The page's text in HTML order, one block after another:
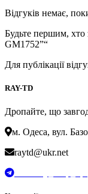
Відгуків немає,
Будьте першим, хто
GM1752”“
Для публікації
RAY-TD
Дропайте, що
м. Одеса, вул.
raytd@ukr.net